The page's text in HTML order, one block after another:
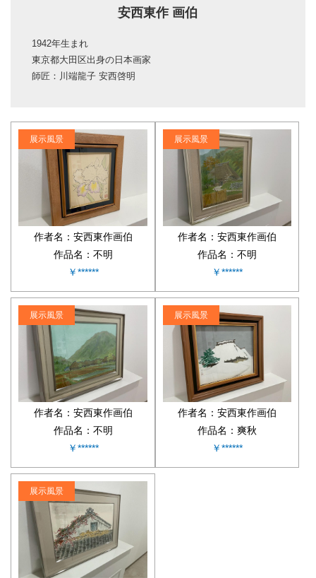
安西東作 画伯
1942年生まれ
東京都大田区出身の日本画家
師匠：川端龍子 安西啓明
展示風景
作者名：安西東作画伯
作品名：不明
￥******
展示風景
作者名：安西東作画伯
作品名：不明
￥******
展示風景
作者名：安西東作画伯
作品名：不明
￥******
展示風景
作者名：安西東作画伯
作品名：爽秋
￥******
展示風景